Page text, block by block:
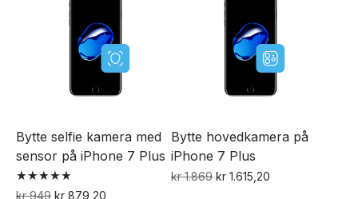
kr 1.229. kr 1.183,20. kr 1.349. kr 1.279,20.
Bytte selfie kamera med
sensor på iPhone 7 Plus
Vurdert
kr949 Opprinnelig
kr 879,20
Bytte hovedkamera på
iPhone 7 Plus
kr1.869 Opprinnelig
kr 1.615,20